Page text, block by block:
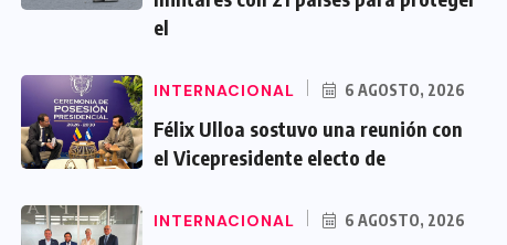
el
INTERNACIONAL 6 AGOSTO, 2026
Félix Ulloa sostuvo una reunión con
el Vicepresidente electo de
INTERNACIONAL 6 AGOSTO, 2026